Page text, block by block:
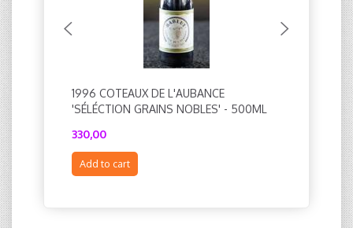
1996 COTEAUX DE L'AUBANCE
'SÉLÉCTION GRAINS NOBLES' - 500ML
330,00
Add to cart
2022
Add to